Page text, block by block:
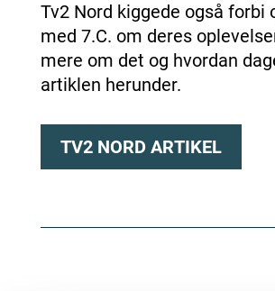
Tv2 Nord kiggede også forbi
med 7.C. om deres
mere om det og hvordan
artiklen herunder.
TV2 NORD ARTIKEL